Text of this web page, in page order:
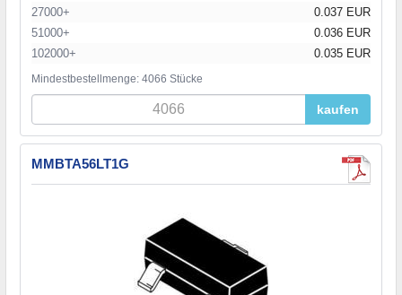
27000+
0.037 EUR
51000+
0.036 EUR
102000+
0.035 EUR
Mindestbestellmenge: 4066 Stücke
kaufen
MMBTA56LT1G